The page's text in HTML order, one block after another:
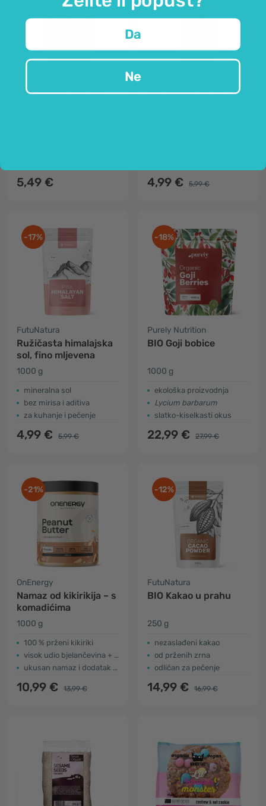
BIO datulje u prahu
5,49 €
BIO Agavin sirup
4,99 € 5,99 €
-17%
FutuNatura
Ružičasta himalajska
sol, fino mljevena
1000 g
mineralna sol
bez mirisa i aditiva
za kuhanje i pečenje
4,99 € 5,99 €
-18%
Purely Nutrition
BIO Goji bobice
1000 g
ekološka proizvodnja
Lycium barbarum
slatko-kiselkasti okus
22,99 € 27,99 €
-21%
OnEnergy
Namaz od kikirikija – s
komadićima
1000 g
100 % prženi kikiriki
visok udio bjelančevina + vlakna
ukusan namaz i dodatak jelima
10,99 € 13,99 €
-12%
FutuNatura
BIO Kakao u prahu
250 g
nezaslađeni kakao
od prženih zrna
odličan za pečenje
14,99 € 16,99 €
Da
Ne